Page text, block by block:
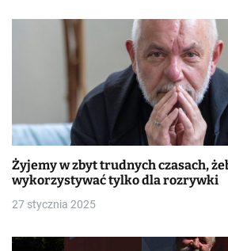
Żyjemy w zbyt trudnych czasach,
wykorzystywać tylko dla rozrywki
27 stycznia 2025